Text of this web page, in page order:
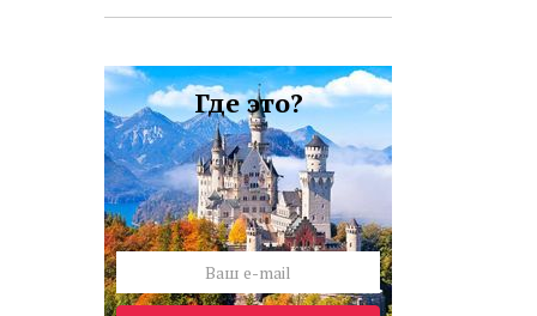
Где это?